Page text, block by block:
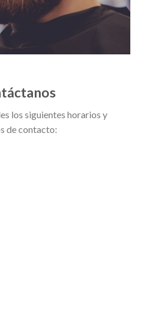
los siguientes horarios y
de contacto: